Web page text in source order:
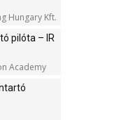
Hungary Kft.
pilóta – IR
Academy